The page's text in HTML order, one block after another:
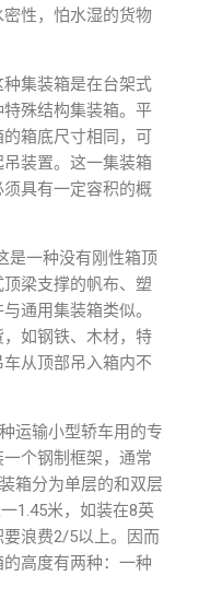
性，怕水湿的货物
集装箱是在台架式
殊结构集装箱。平
箱底尺寸相同，可
装置。这一集装箱
具有一定容积的概
是一种没有刚性箱顶
梁支撑的帆布、塑
通用集装箱类似。
如钢铁、木材，特
从顶部吊入箱内不
运输小型轿车用的专
个钢制框架，通常
箱分为单层的和双层
1.45米，如装在8英
浪费2/5以上。因而
高度有两种：一种